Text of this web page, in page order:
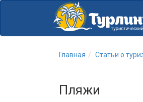
Главная Статьи о
Пляжи